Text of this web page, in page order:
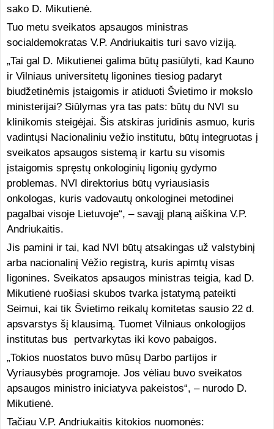
sako D. Mikutienė.
Tuo metu sveikatos apsaugos ministras
socialdemokratas V.P. Andriukaitis turi savo viziją.
„Tai gal D. Mikutienei galima būtų pasiūlyti, kad Kauno
ir Vilniaus universitetų ligonines tiesiog padaryt
biudžetinėmis įstaigomis ir atiduoti Švietimo ir mokslo
ministerijai? Siūlymas yra tas pats: būtų du NVI su
klinikomis steigėjai. Šis atskiras juridinis asmuo, kuris
vadintųsi Nacionaliniu vežio institutu, būtų integruotas į
sveikatos apsaugos sistemą ir kartu su visomis
įstaigomis spręstų onkologinių ligonių gydymo
problemas. NVI direktorius būtų vyriausiasis
onkologas, kuris vadovautų onkologinei metodinei
pagalbai visoje Lietuvoje“, – savąjį planą aiškina V.P.
Andriukaitis.
Jis pamini ir tai, kad NVI būtų atsakingas už valstybinį
arba nacionalinį Vėžio registrą, kuris apimtų visas
ligonines. Sveikatos apsaugos ministras teigia, kad D.
Mikutienė ruošiasi skubos tvarka įstatymą pateikti
Seimui, kai tik Švietimo reikalų komitetas sausio 22 d.
apsvarstys šį klausimą. Tuomet Vilniaus onkologijos
institutas bus pertvarkytas iki kovo pabaigos.
„Tokios nuostatos buvo mūsų Darbo partijos ir
Vyriausybės programoje. Jos vėliau buvo sveikatos
apsaugos ministro iniciatyva pakeistos“, – nurodo D.
Mikutienė.
Tačiau V.P. Andriukaitis kitokios nuomonės: